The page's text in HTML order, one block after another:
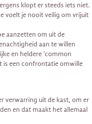
klopt er steeds iets niet.
voelt je nooit veilig om vrijuit
aanzetten om uit de
aan te willen
en heldere ‘common
is een confrontatie omwille
verwarring uit de kast, om er
en dat maakt het allemaal